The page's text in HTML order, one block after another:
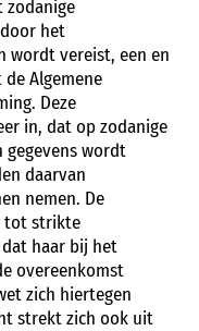
zodanige
het
wordt vereist, een en
Algemene
Deze
in, dat op zodanige
gegevens wordt
daarvan
nemen. De
tot strikte
haar bij het
overeenkomst
zich hiertegen
strekt zich ook uit